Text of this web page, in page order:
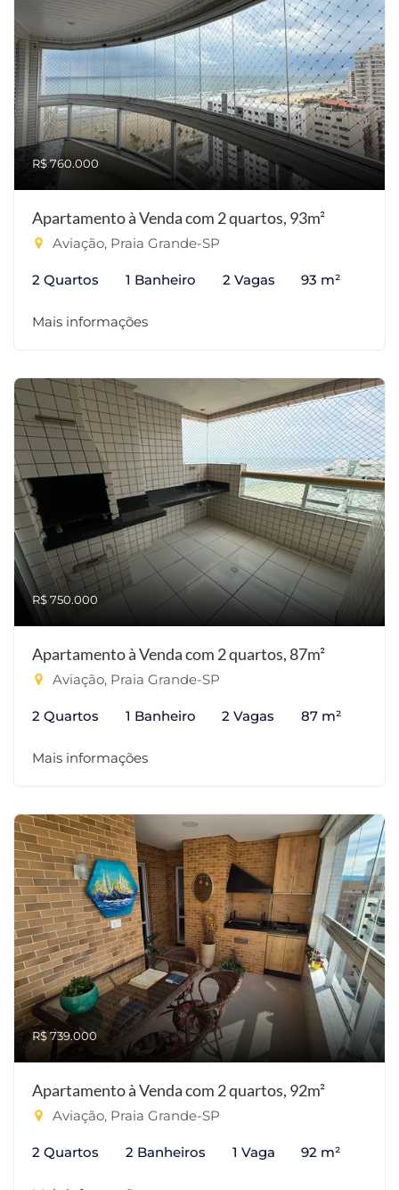
R$ 760.000
Apartamento à Venda com 2 quartos, 93m²
Aviação, Praia Grande-SP
2 Quartos 1 Banheiro 2 Vagas 93 m²
Mais informações
R$ 750.000
Apartamento à Venda com 2 quartos, 87m²
Aviação, Praia Grande-SP
2 Quartos 1 Banheiro 2 Vagas 87 m²
Mais informações
R$ 739.000
Apartamento à Venda com 2 quartos, 92m²
Aviação, Praia Grande-SP
2 Quartos 2 Banheiros 1 Vaga 92 m²